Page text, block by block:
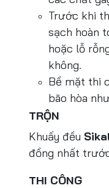
Trước khi
sạch hoàn
hoặc lỗ
không.
Bề mặt thi
bão hòa
TRỘN
Khuấy đều
đồng nhất
THI CÔNG